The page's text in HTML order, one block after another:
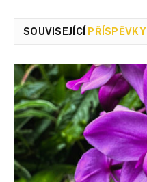
SOUVISEJÍCÍ PŘÍSPĚVKY